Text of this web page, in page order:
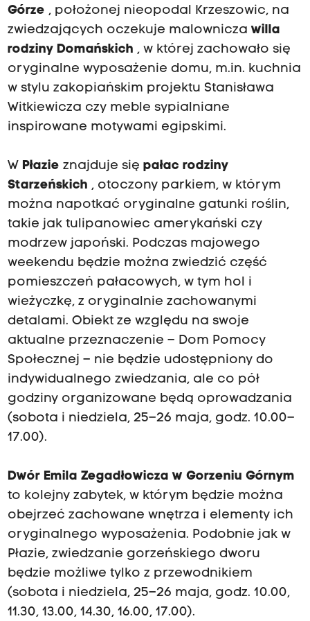
Górze , położonej nieopodal Krzeszowic, na
zwiedzających oczekuje malowniczawilla
rodziny Domańskich , w której zachowało się
oryginalne wyposażenie domu, m.in. kuchnia
w stylu zakopiańskim projektu Stanisława
Witkiewicza czy meble sypialniane
inspirowane motywami egipskimi.
W Płazie znajduje się pałac rodziny
Starzeńskich , otoczony parkiem, w którym
można napotkać oryginalne gatunki roślin,
takie jak tulipanowiec amerykański czy
modrzew japoński. Podczas majowego
weekendu będzie można zwiedzić część
pomieszczeń pałacowych, w tym hol i
wieżyczkę, z oryginalnie zachowanymi
detalami. Obiekt ze względu na swoje
aktualne przeznaczenie – Dom Pomocy
Społecznej – nie będzie udostępniony do
indywidualnego zwiedzania, ale co pół
godziny organizowane będą oprowadzania
(sobota i niedziela, 25–26 maja, godz. 10.00–
17.00).
Dwór Emila Zegadłowicza w Gorzeniu Górnym
to kolejny zabytek, w którym będzie można
obejrzeć zachowane wnętrza i elementy ich
oryginalnego wyposażenia. Podobnie jak w
Płazie, zwiedzanie gorzeńskiego dworu
będzie możliwe tylko z przewodnikiem
(sobota i niedziela, 25–26 maja, godz. 10.00,
11.30, 13.00, 14.30, 16.00, 17.00).